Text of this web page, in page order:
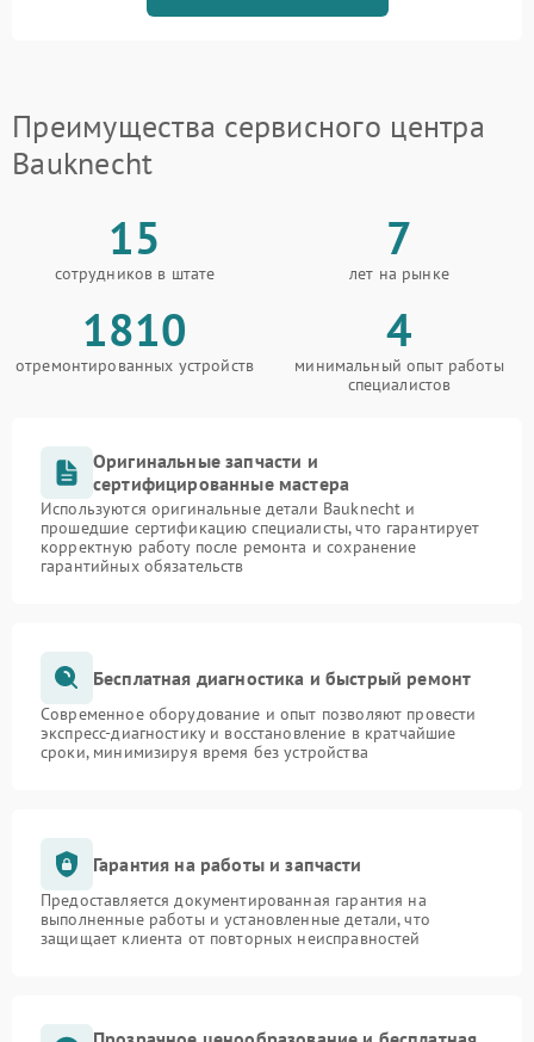
Преимущества сервисного центра
Bauknecht
15
сотрудников в штате
7
лет на рынке
1810
отремонтированных устройств
4
минимальный опыт работы
специалистов
Оригинальные запчасти и
сертифицированные мастера
Используются оригинальные детали Bauknecht и
прошедшие сертификацию специалисты, что гарантирует
корректную работу после ремонта и сохранение
гарантийных обязательств
Бесплатная диагностика и быстрый ремонт
Современное оборудование и опыт позволяют провести
экспресс-диагностику и восстановление в кратчайшие
сроки, минимизируя время без устройства
Гарантия на работы и запчасти
Предоставляется документированная гарантия на
выполненные работы и установленные детали, что
защищает клиента от повторных неисправностей